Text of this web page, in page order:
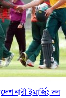
নারী ইমার্জিং দল